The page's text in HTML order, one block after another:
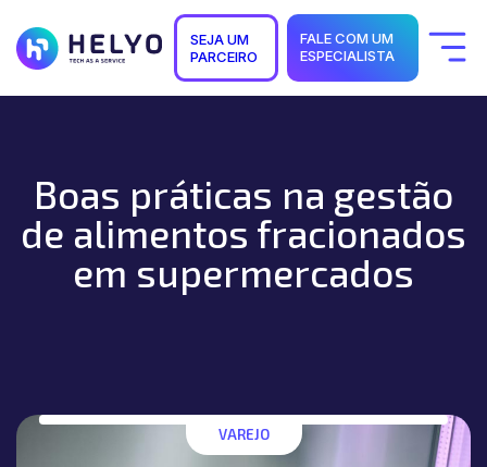
SEJA UM
PARCEIRO
FALE COM UM
ESPECIALISTA
Quem Somos
Blog
Boas práticas na gestão
de alimentos fracionados
em supermercados
VAREJO